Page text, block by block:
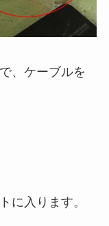
、ケーブルを
に入ります。